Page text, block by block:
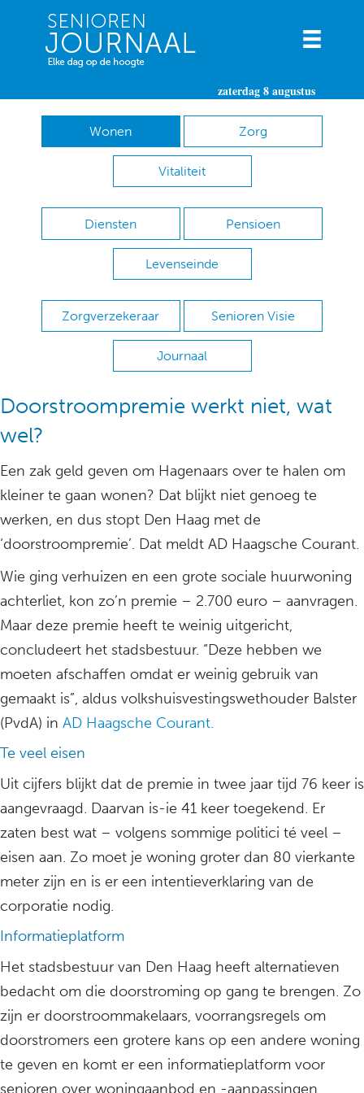
zaterdag 8 augustus
Wonen Zorg
Vitaliteit
Diensten Pensioen
Levenseinde
Zorgverzekeraar Senioren Visie
Journaal
Doorstroompremie werkt niet, wat
wel?
Een zak geld geven om Hagenaars over te halen om
kleiner te gaan wonen? Dat blijkt niet genoeg te
werken, en dus stopt Den Haag met de
‘doorstroompremie’. Dat meldt AD Haagsche Courant.
Wie ging verhuizen en een grote sociale huurwoning
achterliet, kon zo’n premie – 2.700 euro – aanvragen.
Maar deze premie heeft te weinig uitgericht,
concludeert het stadsbestuur. “Deze hebben we
moeten afschaffen omdat er weinig gebruik van
gemaakt is”, aldus volkshuisvestingswethouder Balster
(PvdA) in AD Haagsche Courant.
Te veel eisen
Uit cijfers blijkt dat de premie in twee jaar tijd 76 keer is
aangevraagd. Daarvan is-ie 41 keer toegekend. Er
zaten best wat – volgens sommige politici té veel –
eisen aan. Zo moet je woning groter dan 80 vierkante
meter zijn en is er een intentieverklaring van de
corporatie nodig.
Informatieplatform
Het stadsbestuur van Den Haag heeft alternatieven
bedacht om die doorstroming op gang te brengen. Zo
zijn er doorstroommakelaars, voorrangsregels om
doorstromers een grotere kans op een andere woning
te geven en komt er een informatieplatform voor
senioren over woningaanbod en -aanpassingen.